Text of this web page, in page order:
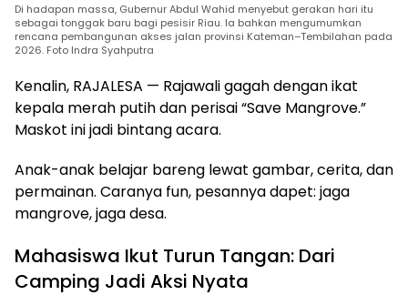
Di hadapan massa, Gubernur Abdul Wahid menyebut gerakan hari itu
sebagai tonggak baru bagi pesisir Riau. Ia bahkan mengumumkan
rencana pembangunan akses jalan provinsi Kateman–Tembilahan pada
2026. Foto Indra Syahputra
Kenalin, RAJALESA — Rajawali gagah dengan ikat
kepala merah putih dan perisai “Save Mangrove.”
Maskot ini jadi bintang acara.
Anak-anak belajar bareng lewat gambar, cerita, dan
permainan. Caranya fun, pesannya dapet: jaga
mangrove, jaga desa.
Mahasiswa Ikut Turun Tangan: Dari
Camping Jadi Aksi Nyata